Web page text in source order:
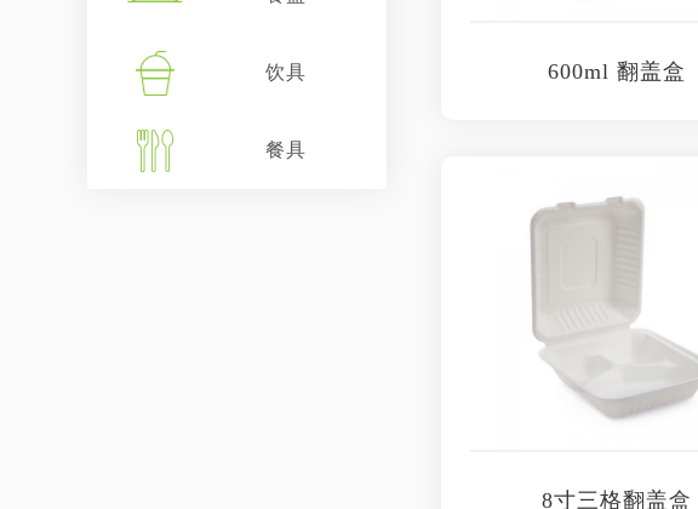
饮具
餐具
600ml 翻盖盒
8寸三格翻盖盒